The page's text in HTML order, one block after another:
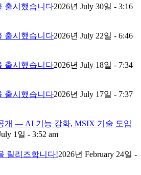
출시했습니다2026년 July 30일 - 3:16
출시했습니다2026년 July 22일 - 6:46
출시했습니다2026년 July 18일 - 7:34
출시했습니다2026년 July 17일 - 7:37
개 — AI 기능 강화, MSIX 기술 도입
1일 - 3:52 am
릴리즈합니다!2026년 February 24일 -